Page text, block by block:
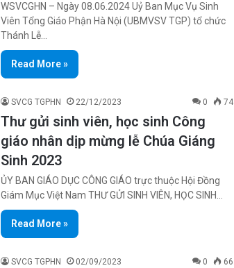
WSVCGHN – Ngày 08.06.2024 Uỷ Ban Mục Vụ Sinh
Viên Tổng Giáo Phận Hà Nội (UBMVSV TGP) tổ chức
Thánh Lễ…
Read More »
SVCG TGPHN 22/12/2023 0 74
Thư gửi sinh viên, học sinh Công
giáo nhân dịp mừng lễ Chúa Giáng
Sinh 2023
ỦY BAN GIÁO DỤC CÔNG GIÁO trực thuộc Hội Đồng
Giám Mục Việt Nam THƯ GỬI SINH VIÊN, HỌC SINH…
Read More »
SVCG TGPHN 02/09/2023 0 66